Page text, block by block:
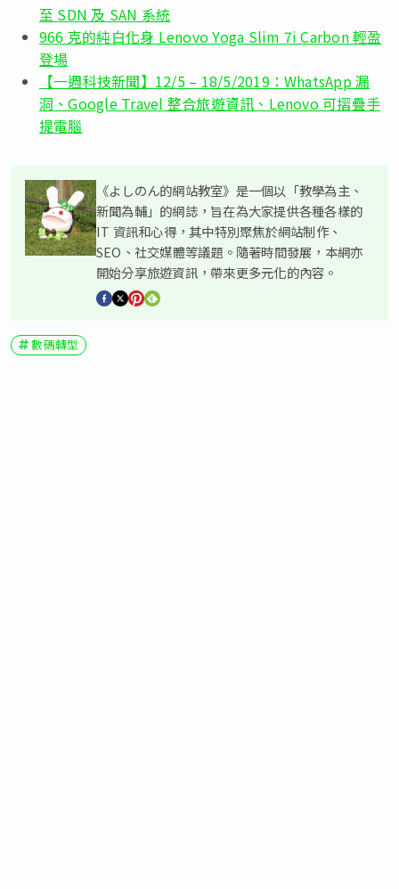
至 SDN 及 SAN 系統
966 克的純白化身 Lenovo Yoga Slim 7i Carbon 輕盈
登場
【一週科技新聞】12/5 – 18/5/2019：WhatsApp 漏
洞、Google Travel 整合旅遊資訊、Lenovo 可摺疊手
提電腦
《よしのん的網站教室》是一個以「教學為主、
新聞為輔」的網誌，旨在為大家提供各種各樣的
IT 資訊和心得，其中特別聚焦於網站制作、
SEO、社交媒體等議題。隨著時間發展，本網亦
開始分享旅遊資訊，帶來更多元化的內容。
數碼轉型